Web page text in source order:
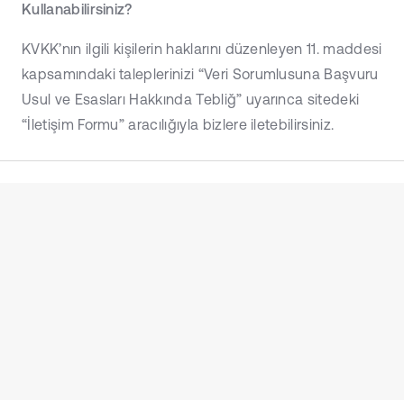
Kullanabilirsiniz?
KVKK’nın ilgili kişilerin haklarını düzenleyen 11. maddesi
kapsamındaki taleplerinizi “Veri Sorumlusuna Başvuru
Usul ve Esasları Hakkında Tebliğ” uyarınca sitedeki
“İletişim Formu” aracılığıyla bizlere iletebilirsiniz.